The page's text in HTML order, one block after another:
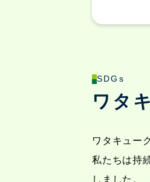
SDGs
ワタ
ワタキュー
私たちは持
しました。